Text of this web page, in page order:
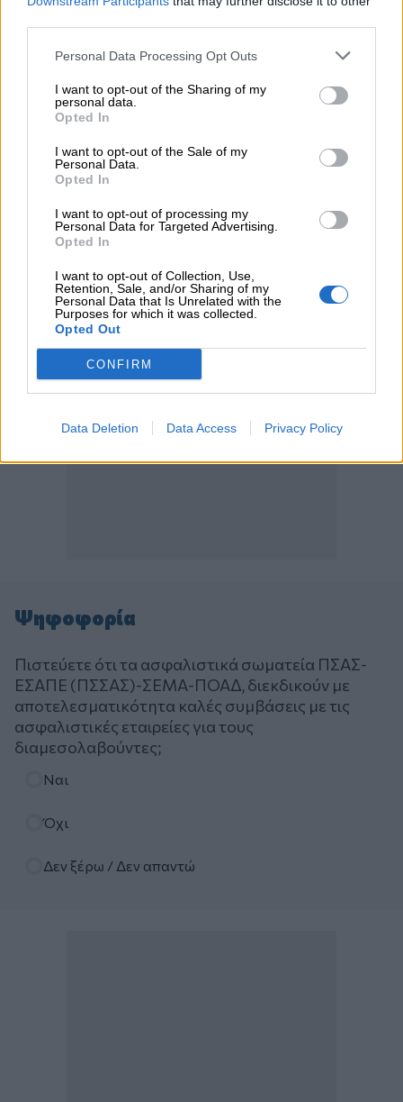
Personal Data Processing Opt Outs
I want to opt-out of the Sharing of my
personal data.
Opted In
I want to opt-out of the Sale of my
Personal Data.
Opted In
I want to opt-out of processing my
Personal Data for Targeted Advertising.
Opted In
I want to opt-out of Collection, Use,
Retention, Sale, and/or Sharing of my
Personal Data that Is Unrelated with the
Purposes for which it was collected.
Opted Out
CONFIRM
Data Deletion Data Access Privacy Policy
05.08.2026 - 08:37
04.08.2026 - 15:33
ERGO Hellas: Μέτρα στήριξης για τους πληγέντες
ασφαλισμένους της από τις πυρκαγιές
04.08.2026 - 12:40
Τράπεζα Κύπρου: Ενισχυμένες κατά 31% οι ασφαλιστικές
εξάμηνο
ΠΕΡΙΣΣΟΤΕΡΑ
Ψηφοφορία
Πιστεύετε ότι τα ασφαλιστικά σωματεία ΠΣΑΣ-
ΕΣΑΠΕ (ΠΣΣΑΣ)-ΣΕΜΑ-ΠΟΑΔ, διεκδικούν με
αποτελεσματικότητα καλές συμβάσεις με τις
ασφαλιστικές εταιρείες για τους
διαμεσολαβούντες;
Ναι
Όχι
Δεν ξέρω / Δεν απαντώ